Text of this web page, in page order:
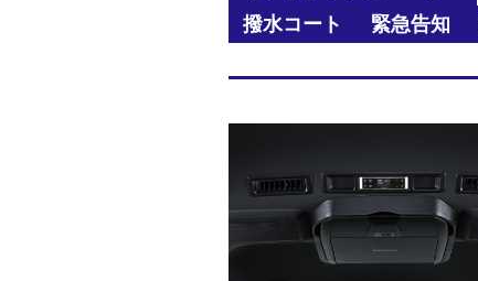
撥水コート
緊急告知